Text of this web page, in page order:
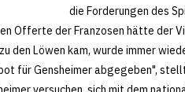
die Forderungen des
Offerte der Franzosen hätte der
den Löwen kam, wurde immer
für Gensheimer abgegeben",